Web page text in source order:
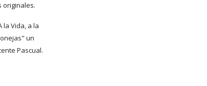
originales.
la Vida, a la
un
Pascual.